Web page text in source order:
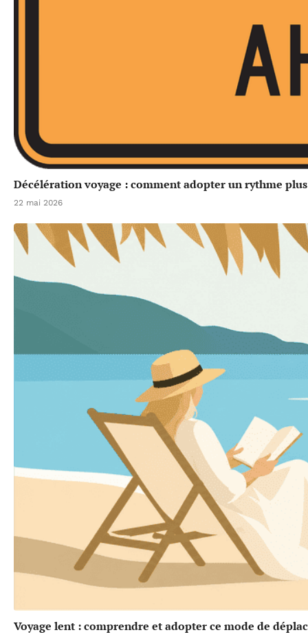
Décélération voyage : comment adopter un rythme
22 mai 2026
Voyage lent : comprendre et adopter ce mode de